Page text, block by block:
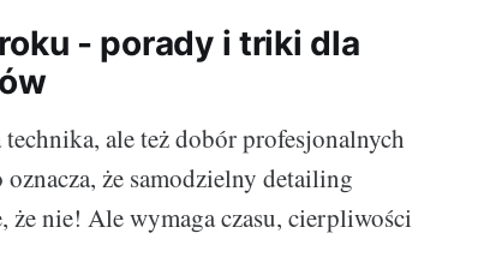
- porady i triki dla
ale też dobór profesjonalnych
że samodzielny detailing
że nie! Ale wymaga czasu, cierpliwości